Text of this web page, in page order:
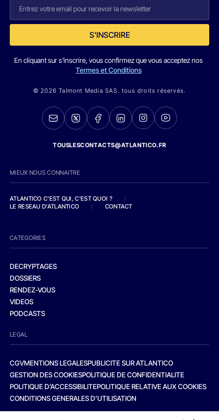
S'INSCRIRE
En cliquant sur s'inscrire, vous confirmez que vous acceptez nos
Termes et Conditions
© 2026 Talmont Media SAS. tous droits réservés.
TOUSLESCONTACTS@ATLANTICO.FR
MIEUX NOUS CONNAITRE
ATLANTICO C'EST QUI, C'EST QUOI ?
/
LE RESEAU D'ATLANTICO
/ CONTACT
CATEGORIES
DECRYPTAGES
DOSSIERS
RENDEZ-VOUS
VIDEOS
PODCASTS
LEGAL
CGVMENTIONS LEGALESPUBLICITE SUR ATLANTICO
GESTION DES COOKIESPOLITIQUE DE CONFIDENTIALITE
POLITIQUE D’ACCESSIBILITEPOLITIQUE RELATIVE AUX COOKIES
CONDITIONS GENERALES D’UTILISATION